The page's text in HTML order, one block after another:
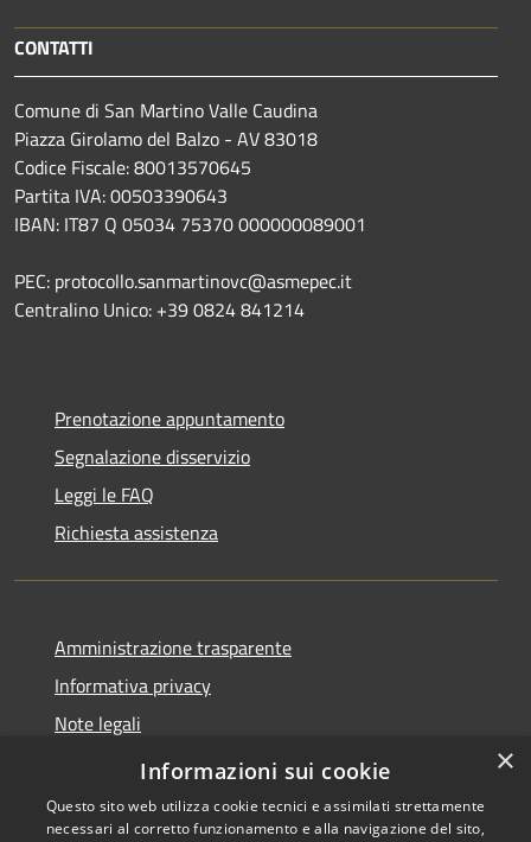
CONTATTI
Comune di San Martino Valle Caudina
Piazza Girolamo del Balzo - AV 83018
Codice Fiscale: 80013570645
Partita IVA: 00503390643
IBAN: IT87 Q 05034 75370 000000089001
PEC: protocollo.sanmartinovc@asmepec.it
Centralino Unico: +39 0824 841214
Prenotazione appuntamento
Segnalazione disservizio
Leggi le FAQ
Richiesta assistenza
Amministrazione trasparente
Informativa privacy
Note legali
Dichiarazione di accessibilità
×
Informazioni sui cookie
Questo sito web utilizza cookie tecnici e assimilati strettamente
necessari al corretto funzionamento e alla navigazione del sito,